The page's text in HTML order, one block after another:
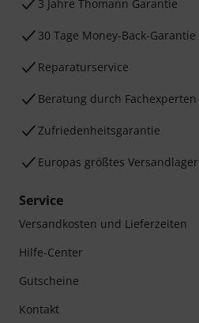
3 Jahre Thomann Garantie
30 Tage Money-Back-Garantie
Reparaturservice
Beratung durch Fachexperten
Zufriedenheitsgarantie
Europas größtes Versandlager
Service
Versandkosten und Lieferzeiten
Hilfe-Center
Gutscheine
Kontakt